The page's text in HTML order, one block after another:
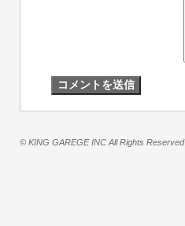
© KING GAREGE INC All Rights Reserved